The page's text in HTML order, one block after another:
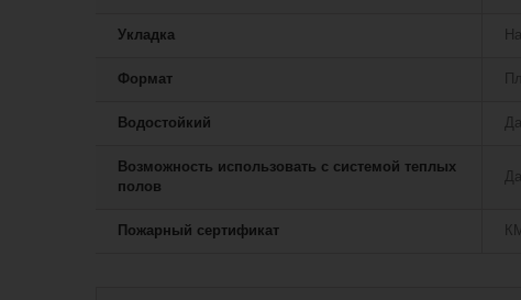
Укладка
Формат
Водостойкий Да
Возможность использовать с системой теплых
полов
Пожарный сертификат